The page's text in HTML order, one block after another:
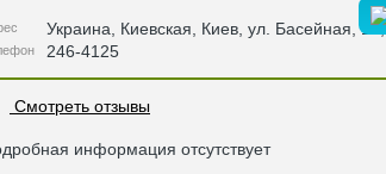
Украина Киевская , Киев, ул. Басейная, 19,
246-4125
Смотреть отзывы
информация отсутствует